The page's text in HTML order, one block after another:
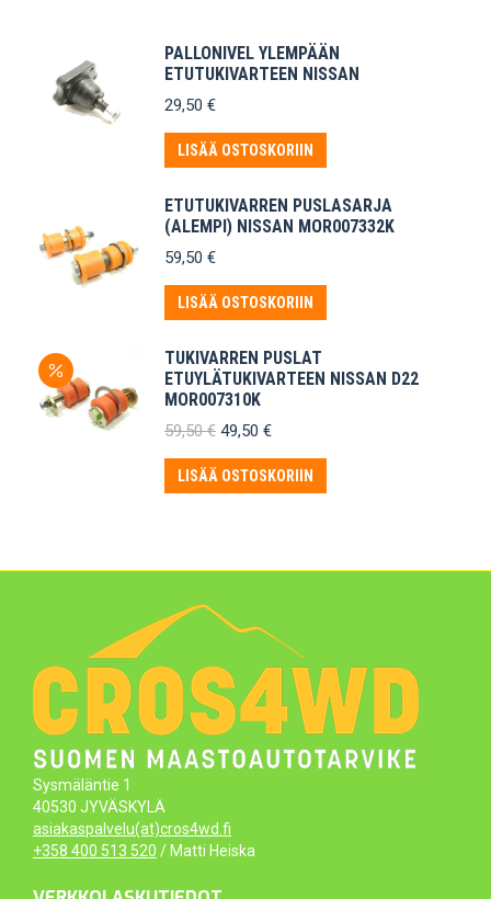
PALLONIVEL YLEMPÄÄN
ETUTUKIVARTEEN NISSAN
29,50 €
LISÄÄ OSTOSKORIIN
ETUTUKIVARREN PUSLASARJA
(ALEMPI) NISSAN MOR007332K
59,50 €
LISÄÄ OSTOSKORIIN
TUKIVARREN PUSLAT
ETUYLÄTUKIVARTEEN NISSAN D22
MOR007310K
59,50€ Alkuperäinen
oli:
59,50 €.
49,50 €Nykyinen
on:
49,50 €.
LISÄÄ OSTOSKORIIN
Sysmäläntie 1
40530 JYVÄSKYLÄ
asiakaspalvelu(at)cros4wd.fi
+358 400 513 520 / Matti Heiska